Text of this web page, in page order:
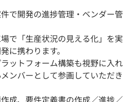
で開発の進捗管理・ベンダー管
で「生産状況の見える化」を実
に携わります。
ットフォーム構築も視野に入れ
ンバーとして参画していただき
成、要件定義書の作成／進捗／